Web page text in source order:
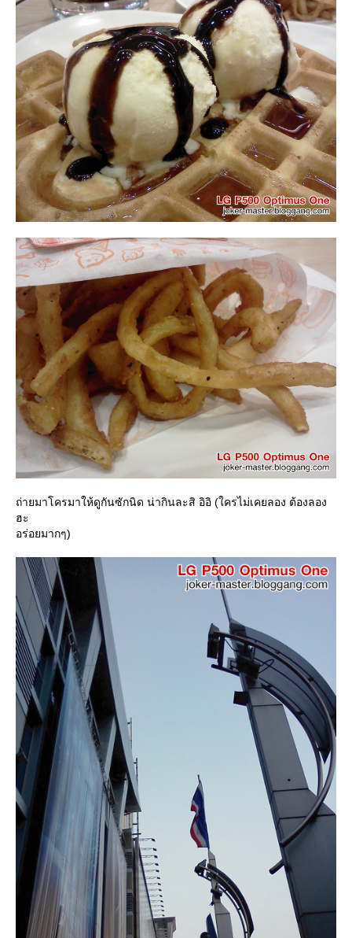
ถ่ายมาโครมาให้ดูกันซักนิด น่ากินละสิ อิอิ (ใครไม่เคยลอง ต้องลอง
ฮะ
อร่อยมากๆ)